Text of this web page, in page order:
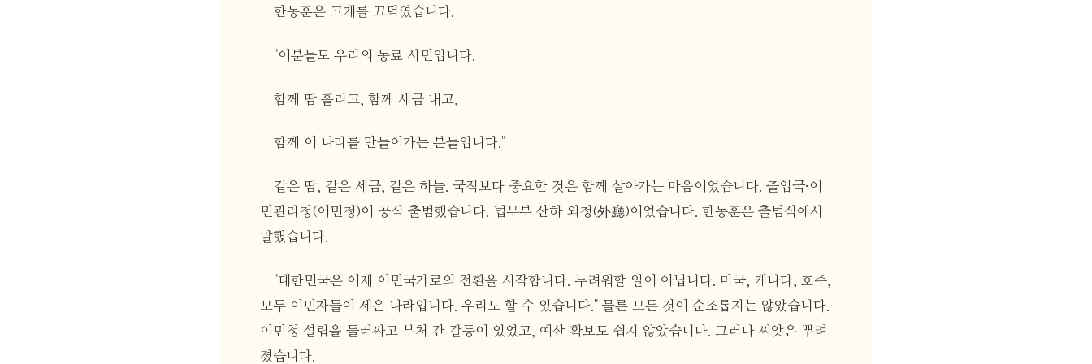
한동훈은 고개를 끄덕였습니다.
"이분들도 우리의 동료 시민입니다.
함께 땀 흘리고, 함께 세금 내고,
함께 이 나라를 만들어가는 분들입니다."
같은 땀, 같은 세금, 같은 하늘. 국적보다 중요한 것은 함께 살아가는 마음이었습니다. 출입국·이
민관리청(이민청)이 공식 출범했습니다. 법무부 산하 외청(外廳)이었습니다. 한동훈은 출범식에서
말했습니다.
"대한민국은 이제 이민국가로의 전환을 시작합니다. 두려워할 일이 아닙니다. 미국, 캐나다, 호주,
모두 이민자들이 세운 나라입니다. 우리도 할 수 있습니다." 물론 모든 것이 순조롭지는 않았습니다.
이민청 설립을 둘러싸고 부처 간 갈등이 있었고, 예산 확보도 쉽지 않았습니다. 그러나 씨앗은 뿌려
졌습니다.